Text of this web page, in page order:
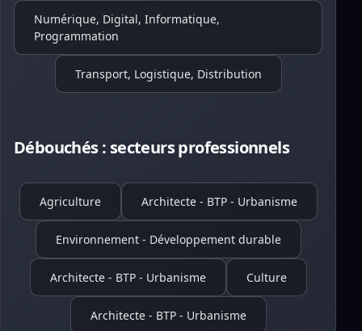
Numérique, Digital, Informatique,
Programmation
Transport, Logistique, Distribution
Débouchés : secteurs professionnels
Agriculture Architecte - BTP - Urbanisme
Environnement - Développement durable
Architecte - BTP - Urbanisme Culture
Architecte - BTP - Urbanisme